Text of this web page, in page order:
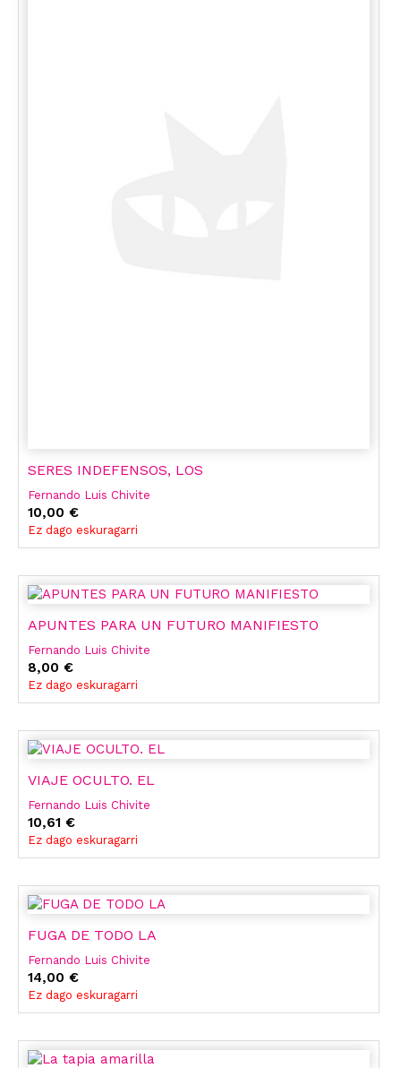
SERES INDEFENSOS, LOS
Fernando Luis Chivite
10,00 €
Ez dago eskuragarri
APUNTES PARA UN FUTURO MANIFIESTO
Fernando Luis Chivite
8,00 €
Ez dago eskuragarri
VIAJE OCULTO. EL
Fernando Luis Chivite
10,61 €
Ez dago eskuragarri
FUGA DE TODO LA
Fernando Luis Chivite
14,00 €
Ez dago eskuragarri